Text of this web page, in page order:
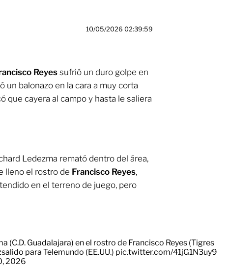
10/05/2026 02:39:59
Reyes sufrió un duro golpe en
un balonazo en la cara a muy corta
que cayera al campo y hasta le saliera
Ledezma remató dentro del área,
lleno el rostro de Francisco Reyes,
en el terreno de juego, pero
(C.D. Guadalajara) en el rostro de Francisco Reyes (Tigres
para Telemundo (EE.UU.) pic.twitter.com/41jG1N3uy9
2026